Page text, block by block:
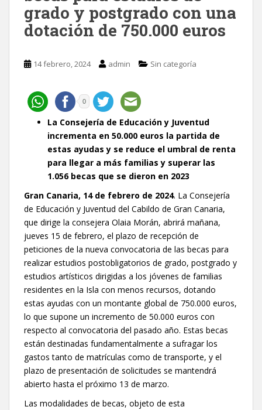
grado y postgrado con una
dotación de 750.000 euros
14 febrero, 2024 admin Sin categoría
0
La Consejería de Educación y Juventud
incrementa en 50.000 euros la partida de
estas ayudas y se reduce el umbral de renta
para llegar a más familias y superar las
1.056 becas que se dieron en 2023
Gran Canaria, 14 de febrero de 2024. La Consejería
de Educación y Juventud del Cabildo de Gran Canaria,
que dirige la consejera Olaia Morán, abrirá mañana,
jueves 15 de febrero, el plazo de recepción de
peticiones de la nueva convocatoria de las becas para
realizar estudios postobligatorios de grado, postgrado y
estudios artísticos dirigidas a los jóvenes de familias
residentes en la Isla con menos recursos, dotando
estas ayudas con un montante global de 750.000 euros,
lo que supone un incremento de 50.000 euros con
respecto al convocatoria del pasado año. Estas becas
están destinadas fundamentalmente a sufragar los
gastos tanto de matrículas como de transporte, y el
plazo de presentación de solicitudes se mantendrá
abierto hasta el próximo 13 de marzo.
Las modalidades de becas, objeto de esta